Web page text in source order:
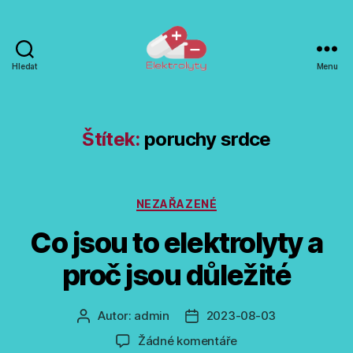
Hledat
výživy
Menu
Štítek: poruchy srdce
Rubriky
NEZAŘAZENÉ
Co jsou to elektrolyty a
proč jsou důležité
Autor
příspěvku
Autor: admin
Datum
příspěvku
2023-08-03
Žádné komentářeu